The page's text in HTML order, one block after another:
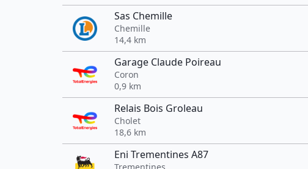
Sas Chemille
Chemille
14,4 km
Garage Claude Poireau
Coron
0,9 km
Relais Bois Groleau
Cholet
18,6 km
Eni Trementines A87